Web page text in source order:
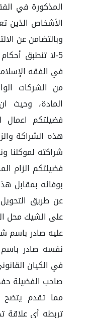
الأشخاص الذين
وبالتضامن عن
5-لا تنطبق
في الفقه
المادة، وحيث
فضيلتكم
هذه الشراكة
شراكته لموكلنا
فضيلتكم الزام
بوفائه بمقابل
عن طريق
على الشيك محل
عليه صادر باسم
نفسه صادر
في الكيان
صاحب الفضيلة
مما تقدم يتضح
تربطه أي علاقة